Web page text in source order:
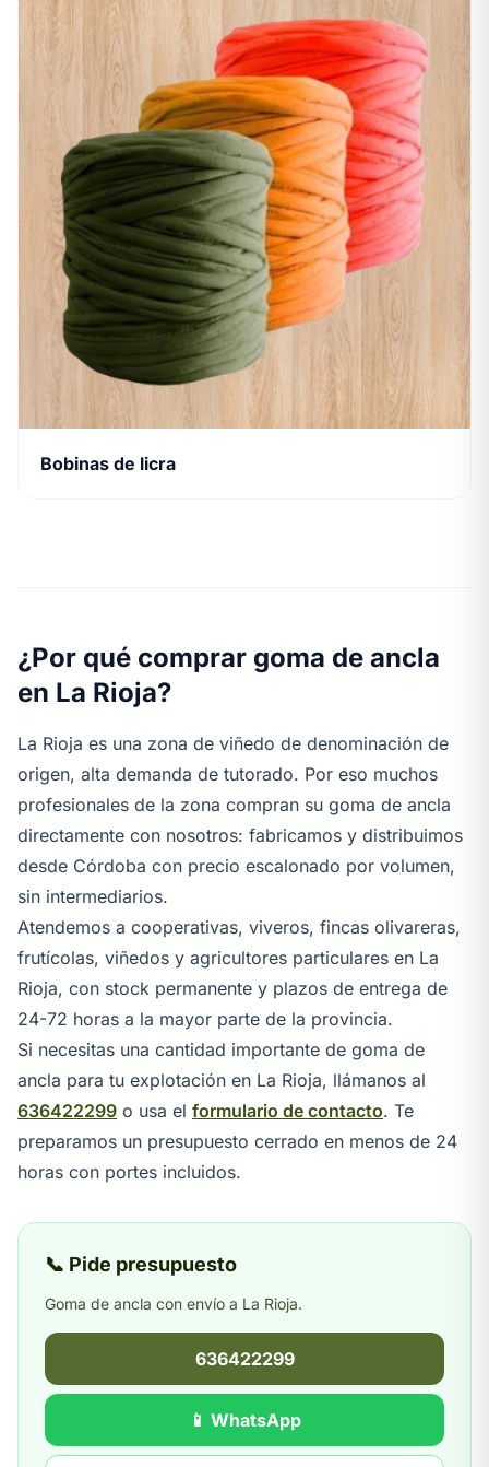
Bobinas de licra
¿Por qué comprar goma de ancla
en La Rioja?
La Rioja es una zona de viñedo de denominación de
origen, alta demanda de tutorado. Por eso muchos
profesionales de la zona compran su goma de ancla
directamente con nosotros: fabricamos y distribuimos
desde Córdoba con precio escalonado por volumen,
sin intermediarios.
Atendemos a cooperativas, viveros, fincas olivareras,
frutícolas, viñedos y agricultores particulares en La
Rioja, con stock permanente y plazos de entrega de
24-72 horas a la mayor parte de la provincia.
Si necesitas una cantidad importante de goma de
ancla para tu explotación en La Rioja, llámanos al
636422299 o usa el formulario de contacto. Te
preparamos un presupuesto cerrado en menos de 24
horas con portes incluidos.
📞 Pide presupuesto
Goma de ancla con envío a La Rioja.
636422299
📱 WhatsApp